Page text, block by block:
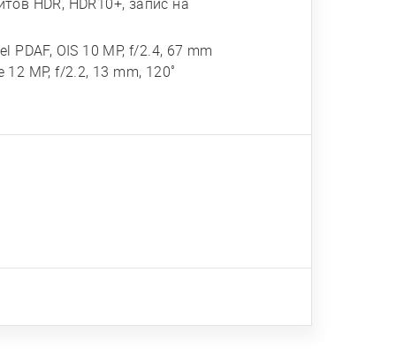
HDR, HDR10+, запис на
OIS 10 MP, f/2.4, 67 mm
12 MP, f/2.2, 13 mm, 120˚